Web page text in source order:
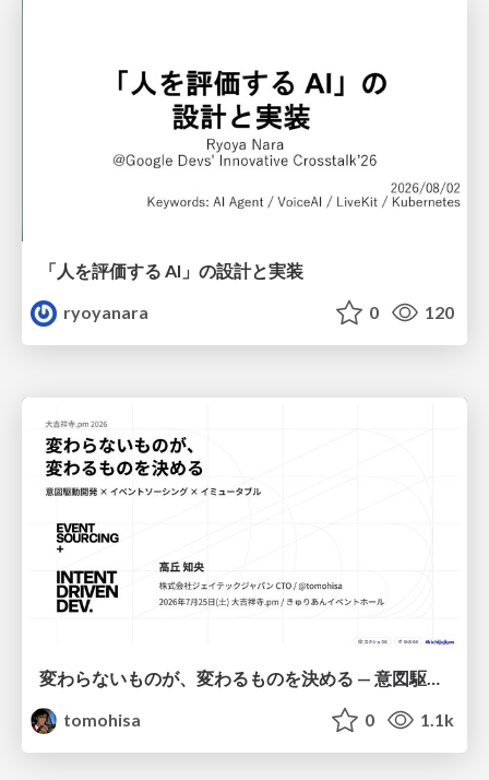
「人を評価する AI」の 設計と実装
ryoyanara
0 120
変わらないものが、変わるものを決める — 意図駆動開発 × イベントソーシング × イミュータブル | What Doesn't Change Decides What Can — IDD × Event Sourcing × Immutability
tomohisa
0 1.1k